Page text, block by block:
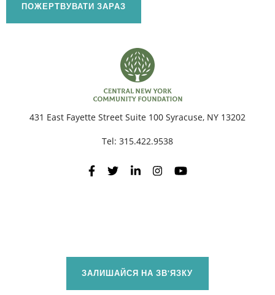
ПОЖЕРТВУВАТИ ЗАРАЗ
431 East Fayette Street Suite 100 Syracuse, NY 13202
Tel: 315.422.9538
ЗАЛИШАЙСЯ НА ЗВ'ЯЗКУ